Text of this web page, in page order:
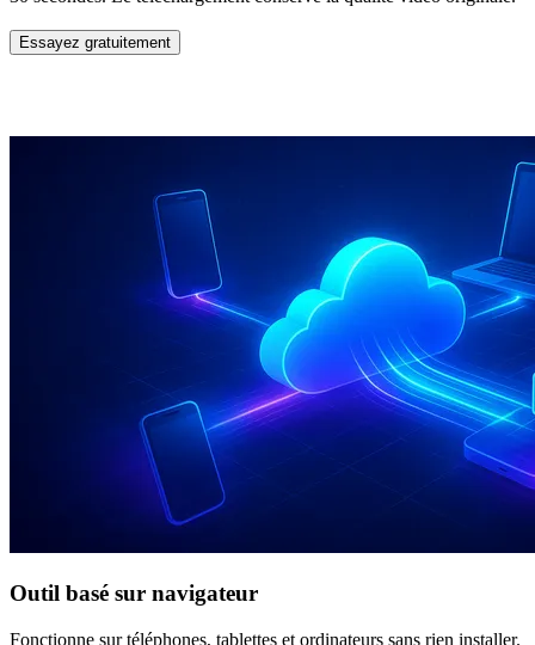
Essayez gratuitement
Outil basé sur navigateur
Fonctionne sur téléphones, tablettes et ordinateurs sans rien installer.